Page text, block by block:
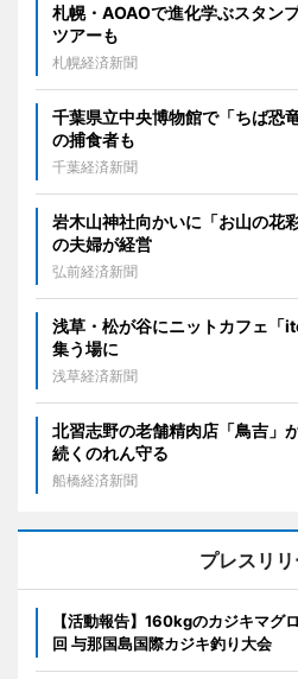
札幌・AOAOで進化学ぶスタン
ツアーも
札幌経済新聞
千葉県立中央博物館で「ちば
の捕食者も
千葉経済新聞
岩木山神社向かいに「お山の花
の夫婦が経営
弘前経済新聞
浅草・松が谷にニットカフェ
集う場に
浅草経済新聞
北習志野の老舗精肉店「鳥吉
続くのれん守る
船橋経済新聞
プレスリ
【活動報告】160kgのカジキマグ
回 与那国島国際カジキ釣り大会